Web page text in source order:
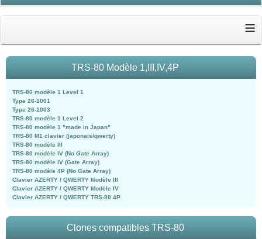
≡
TRS-80 Modèle 1,III,IV,4P
TRS-80 modèle 1 Level 1
Type 26-1001
Type 26-1003
TRS-80 modèle 1 Level 2
TRS-80 modèle 1 "made in Japan"
TRS-80 M1 clavier (japonais/qwerty)
TRS-80 modèle III
TRS-80 modèle IV (No Gate Array)
TRS-80 modèle IV (Gate Array)
TRS-80 modèle 4P (No Gate Array)
Clavier AZERTY / QWERTY Modèle III
Clavier AZERTY / QWERTY Modèle IV
Clavier AZERTY / QWERTY TRS-80 4P
Clones compatibles TRS-80